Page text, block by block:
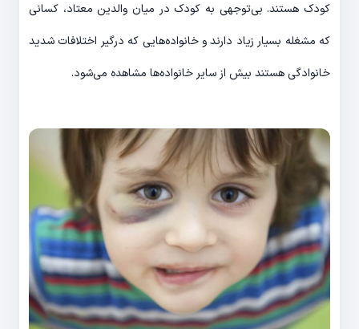
کودک هستند. بی‌توجهی به کودک در میان والدین معتاد، کسانی
که مشغله بسیار زیاد دارند و خانواده‌هایی که درگیر اختلافات شدید
خانوادگی هستند بیش از سایر خانواده‌ها مشاهده می‌شود.